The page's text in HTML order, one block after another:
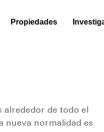
Propiedades
alrededor de todo el
nueva normalidad es